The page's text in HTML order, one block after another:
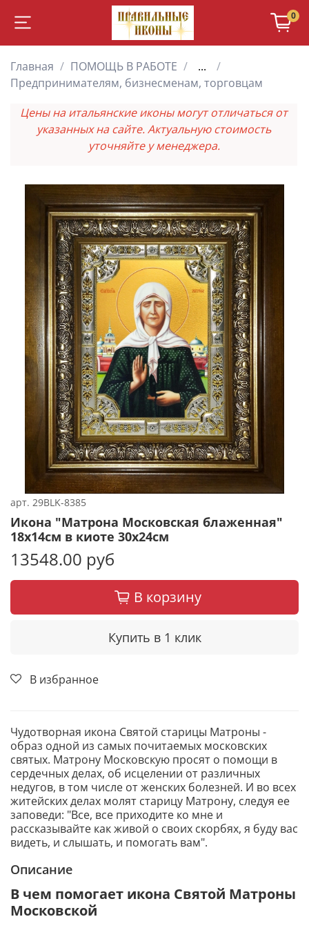
0
Главная ПОМОЩЬ В РАБОТЕ
...
Предпринимателям, бизнесменам, торговцам
Цены на итальянские иконы могут отличаться от
указанных на сайте. Актуальную стоимость
уточняйте у менеджера.
арт. 29BLK-8385
Икона "Матрона Московская блаженная"
18х14см в киоте 30х24см
13548.00 руб
В корзину
Купить в 1 клик
В избранное
Чудотворная икона Святой старицы Матроны -
образ одной из самых почитаемых московских
святых. Матрону Московскую просят о помощи в
сердечных делах, об исцелении от различных
недугов, в том числе от женских болезней. И во всех
житейских делах молят старицу Матрону, следуя ее
заповеди: "Все, все приходите ко мне и
рассказывайте как живой о своих скорбях, я буду вас
видеть, и слышать, и помогать вам".
Описание
В чем помогает икона Святой Матроны
Московской